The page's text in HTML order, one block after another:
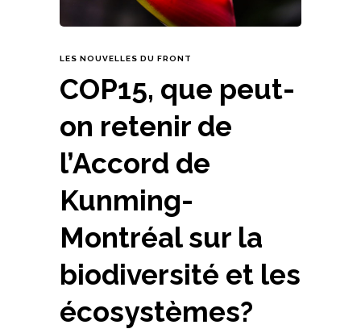
LES NOUVELLES DU FRONT
COP15, que peut-
on retenir de
l’Accord de
Kunming-
Montréal sur la
biodiversité et les
écosystèmes?